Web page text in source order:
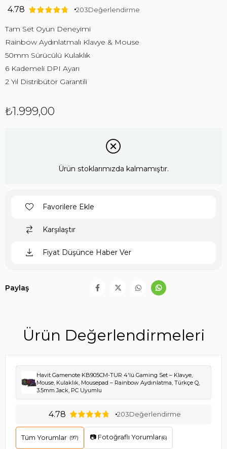
4.78 203Değerlendirme
Tam Set Oyun Deneyimi
Rainbow Aydınlatmalı Klavye & Mouse
50mm Sürücülü Kulaklık
6 Kademeli DPI Ayarı
2 Yıl Distribütör Garantili
₺1.999,00
Ürün stoklarımızda kalmamıştır.
Favorilere Ekle
Karşılaştır
Fiyat Düşünce Haber Ver
Paylaş
Ürün Değerlendirmeleri
Havit Gamenote KB905CM-TUR 4'lü Gaming Set – Klavye,
Mouse, Kulaklık, Mousepad – Rainbow Aydınlatma, Türkçe Q,
3.5mm Jack, PC Uyumlu
4.78 203Değerlendirme
Tüm Yorumlar (97) 📷 Fotoğraflı Yorumlar(6)